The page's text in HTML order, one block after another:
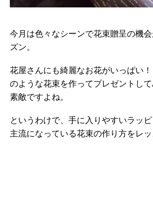
今月は色々なシーンで花束贈呈の機
ズン。
花屋さんにも綺麗なお花がいっぱい
のような花束を作ってプレゼントし
素敵ですよね。
というわけで、手に入りやすいラッ
主流になっている花束の作り方をレッ